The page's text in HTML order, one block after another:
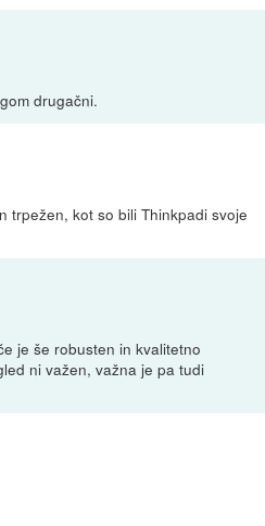
drugačni.
trpežen, kot so bili Thinkpadi svoje
je še robusten in kvalitetno
ni važen, važna je pa tudi